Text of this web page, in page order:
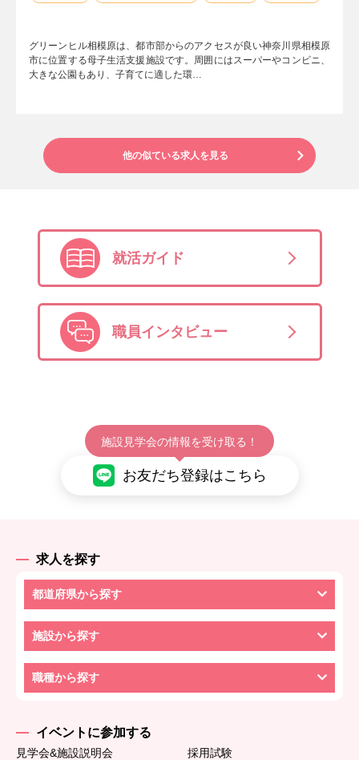
グリーンヒル相模原は、都市部からのアクセスが良い神奈川県相模原
市に位置する母子生活支援施設です。周囲にはスーパーやコンビニ、
大きな公園もあり、子育てに適した環…
他の似ている求人を見る
就活ガイド
職員インタビュー
施設見学会の情報を受け取る！
お友だち登録はこちら
求人を探す
都道府県から探す
施設から探す
職種から探す
イベントに参加する
見学会&施設説明会
採用試験